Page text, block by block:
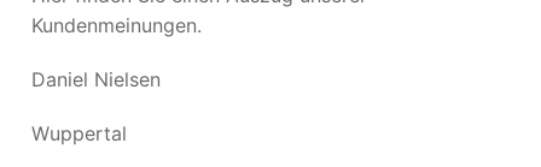
Kundenmeinungen.
Daniel Nielsen
Wuppertal